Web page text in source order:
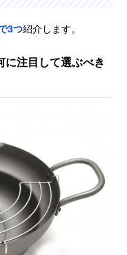
3つ紹介します。
に注目して選ぶべき